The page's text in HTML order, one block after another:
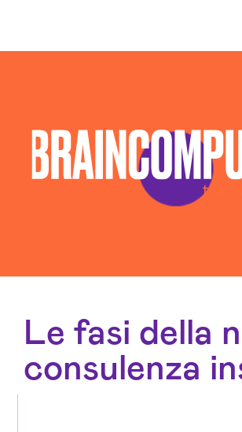
Le fasi della
consulenza